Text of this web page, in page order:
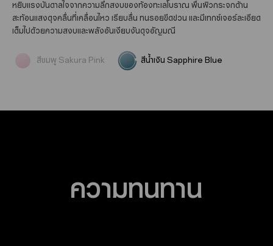
เก็บความงดงามของกลีบดอกไม้ที่ร่วงหล่น พื้นผิวกระจกด้านระยิบระยับอย่าง
อ่อนโยนเมื่อเคลื่อนไหว เผยให้เห็นดอกซากุระประกายละเอียดอ่อน เพิ่มเสน่ห์โร
แมนติกในทุกการหมุนของอุปกรณ์
หยิบแรงบันดาลใจจากความลึกสงบของท้องทะเลโบราณ พื้นผิวกระจกด้าน
สะท้อนแสงดุจคลื่นที่เคลื่อนไหว เรียบลื่น ทนรอยขีดข่วน และมีเทกซ์เจอร์ละเอียด
เต็มไปด้วยความสงบและพลังอันเงียบงันดุจอัญมณี
สีชมพู Sakura Pink สีน้ำเงิน Sapphire Blue
ความทนทาน